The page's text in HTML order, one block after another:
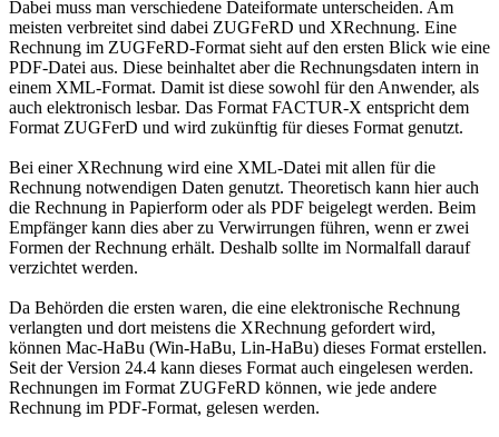
Dabei muss man verschiedene Dateiformate unterscheiden. Am
meisten verbreitet sind dabei ZUGFeRD und XRechnung. Eine
Rechnung im ZUGFeRD-Format sieht auf den ersten Blick wie eine
PDF-Datei aus. Diese beinhaltet aber die Rechnungsdaten intern in
einem XML-Format. Damit ist diese sowohl für den Anwender, als
auch elektronisch lesbar. Das Format FACTUR-X entspricht dem
Format ZUGFerD und wird zukünftig für dieses Format genutzt.
Bei einer XRechnung wird eine XML-Datei mit allen für die
Rechnung notwendigen Daten genutzt. Theoretisch kann hier auch
die Rechnung in Papierform oder als PDF beigelegt werden. Beim
Empfänger kann dies aber zu Verwirrungen führen, wenn er zwei
Formen der Rechnung erhält. Deshalb sollte im Normalfall darauf
verzichtet werden.
Da Behörden die ersten waren, die eine elektronische Rechnung
verlangten und dort meistens die XRechnung gefordert wird,
können Mac-HaBu (Win-HaBu, Lin-HaBu) dieses Format erstellen.
Seit der Version 24.4 kann dieses Format auch eingelesen werden.
Rechnungen im Format ZUGFeRD können, wie jede andere
Rechnung im PDF-Format, gelesen werden.